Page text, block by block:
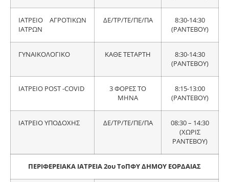
ΙΑΤΡΕΙΟ ΑΓΡΟΤΙΚΩΝ
ΙΑΤΡΩΝ
ΔΕ/ΤΡ/ΤΕ/ΠΕ/ΠΑ
8:30-14:30
(ΡΑΝΤΕΒΟΥ)
ΓΥΝΑΙΚΟΛΟΓΙΚΟ ΚΑΘΕ ΤΕΤΑΡΤΗ
8:30-14:30
(ΡΑΝΤΕΒΟΥ)
ΙΑΤΡΕΙΟ POST -COVID
3 ΦΟΡΕΣ ΤΟ
ΜΗΝΑ
8:15-13:00
(ΡΑΝΤΕΒΟΥ)
ΙΑΤΡΕΙΟ ΥΠΟΔΟΧΗΣ ΔΕ/ΤΡ/ΤΕ/ΠΕ/ΠΑ
08:30 – 14:30
(ΧΩΡΙΣ
ΡΑΝΤΕΒΟΥ)
ΠΕΡΙΦΕΡΕΙΑΚΑ ΙΑΤΡΕΙΑ 2ου ΤοΠΦΥ ΔΗΜΟΥ ΕΟΡΔΑΙΑΣ